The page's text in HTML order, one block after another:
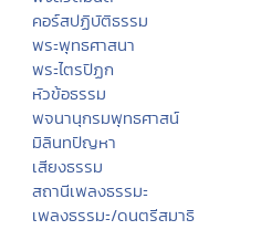
คอร์สปฏิบัติธรรม
พระพุทธศาสนา
พระไตรปิฏก
หัวข้อธรรม
พจนานุกรมพุทธศาสน์
มิลินทปัญหา
เสียงธรรม
สถานีเพลงธรรมะ
เพลงธรรมะ/ดนตรีสมาธิ